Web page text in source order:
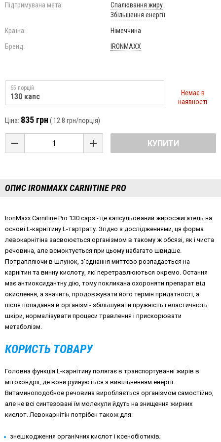
Підтримувана мета:
Спалювання жиру
Збільшення енергії
Країна:
Німеччина
Бренд:
IRONMAXX
65 порцій
130 капс
Немає в
наявності
Ціна: 835 грн ( 12.8 грн/порція)
КУПИТИ
ОПИС IRONMAXX CARNITINE PRO
IronMaxx Carnitine Pro 130 caps - це капсульований жиросжигатель на
основі L-карнітину L-тартрату. Згідно з дослідженнями, ця форма
левокарнітіна засвоюється організмом в такому ж обсязі, як і чиста
речовина, але всмоктується при цьому набагато швидше.
Потрапляючи в шлунок, з'єднання миттєво розпадається на
карнітин та винну кислоту, які перетравлюються окремо. Остання
має антиоксидантну дію, тому покликана охороняти препарат від
окислення, а значить, продовжувати його термін придатності, а
після попадання в організм - збільшувати пружність і еластичність
шкіри, нормалізувати процеси травлення і прискорювати
метаболізм.
КОРИСТЬ ТОВАРУ
Головна функція L-карнітину полягає в транспортуванні жирів в
мітохондрії, де вони руйнуються з вивільненням енергії.
Витаминоподобное речовина виробляється організмом самостійно,
але не всі синтезовані їм молекули йдуть на знищення жирних
кислот. Левокарнітін потрібен також для:
знешкодження органічних кислот і ксенобіотиків;